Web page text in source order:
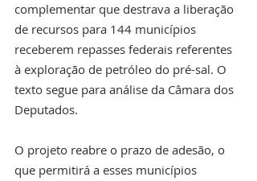
complementar que destrava a liberação
de recursos para 144 municípios
receberem repasses federais referentes
à exploração de petróleo do pré-sal. O
texto segue para análise da Câmara dos
Deputados.
O projeto reabre o prazo de adesão, o
que permitirá a esses municípios